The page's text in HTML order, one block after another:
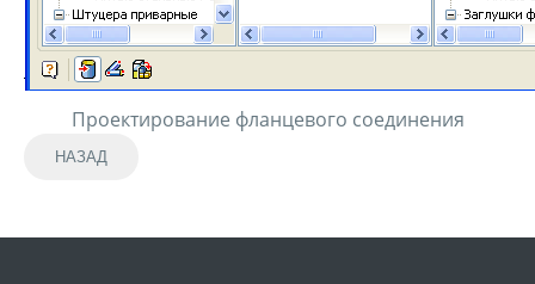
Проектирование фланцевого соединения